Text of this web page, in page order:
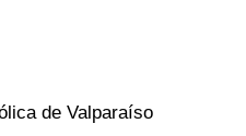
de Valparaíso